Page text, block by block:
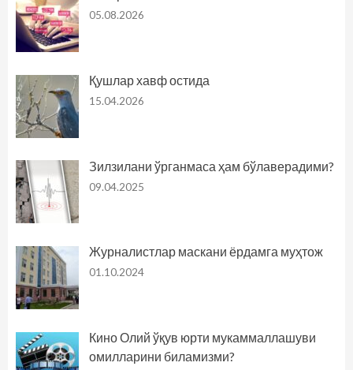
05.08.2026
Қушлар хавф остида
15.04.2026
Зилзилани ўрганмаса ҳам бўлаверадими?
09.04.2025
Журналистлар маскани ёрдамга муҳтож
01.10.2024
Кино Олий ўқув юрти мукаммаллашуви
омилларини биламизми?